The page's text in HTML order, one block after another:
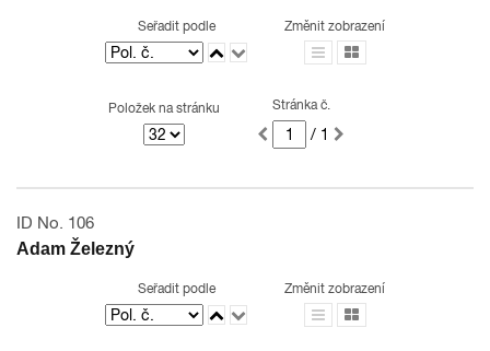
Seřadit podle Změnit zobrazení
Položek na stránku Stránka č.
/ 1
ID No. 106
Adam Železný
Seřadit podle Změnit zobrazení